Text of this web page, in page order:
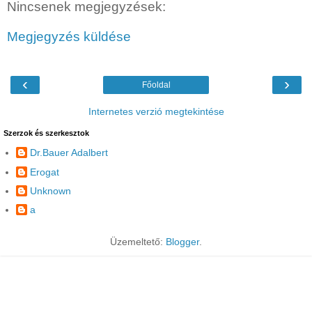
Nincsenek megjegyzések:
Megjegyzés küldése
‹ ›
Főoldal
Internetes verzió megtekintése
Szerzok és szerkesztok
Dr.Bauer Adalbert
Erogat
Unknown
a
Üzemeltető: Blogger.